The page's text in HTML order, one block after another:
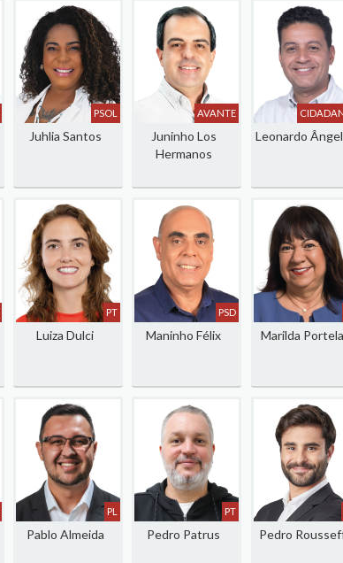
PSOL
Juhlia Santos
AVANTE
Juninho Los
Hermanos
Leonardo
PT
Luiza Dulci
PSD
Maninho Félix Marilda Portela
PL
Pablo Almeida
PT
Pedro Patrus Pedro